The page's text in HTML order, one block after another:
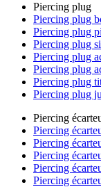
Piercing plug
Piercing plug
Piercing plug
Piercing plug
Piercing plug
Piercing plug
Piercing plug
Piercing plug
Piercing
Piercing
Piercing
Piercing
Piercing
Piercing